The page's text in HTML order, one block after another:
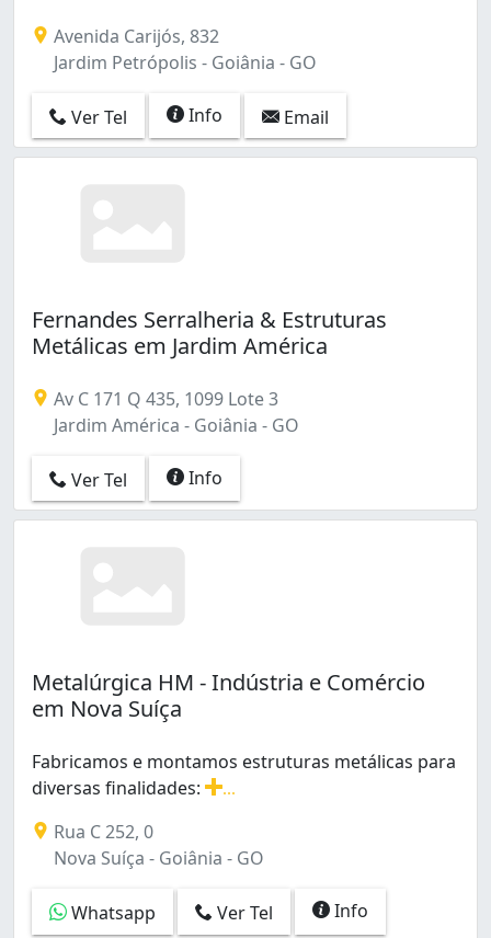
Avenida Carijós, 832
Jardim Petrópolis - Goiânia - GO
Ver Tel Info Email
Fernandes Serralheria & Estruturas
Metálicas em Jardim América
Av C 171 Q 435, 1099 Lote 3
Jardim América - Goiânia - GO
Ver Tel Info
Metalúrgica HM - Indústria e Comércio
em Nova Suíça
Fabricamos e montamos estruturas metálicas para
diversas finalidades:
Rua C 252, 0
Nova Suíça - Goiânia - GO
Whatsapp Ver Tel Info